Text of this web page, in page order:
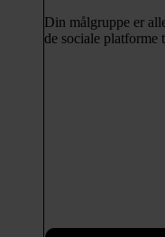
Din målgruppe er
de sociale platforme